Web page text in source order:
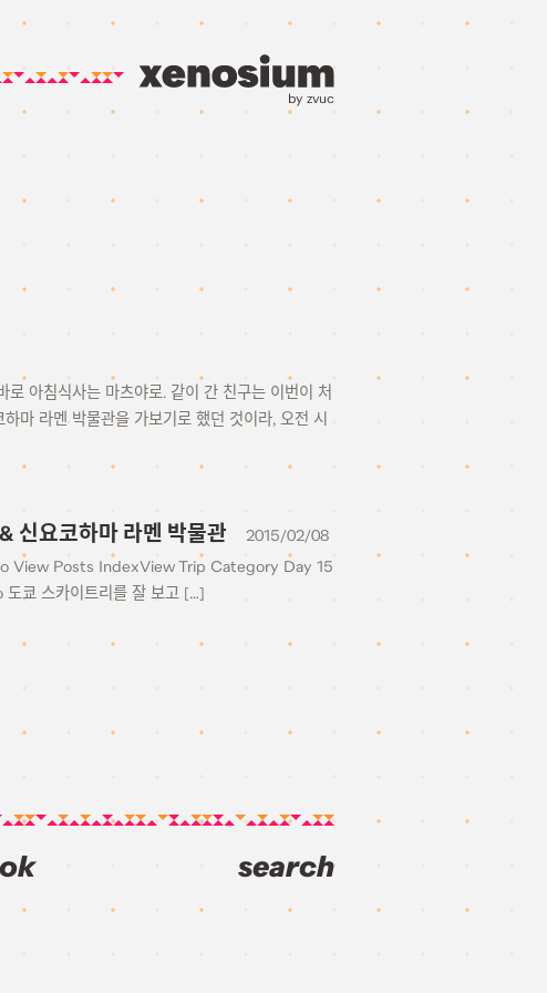
by zvuc
아침식사는 마츠야로. 같이 간 친구는 이번이 처
마 라멘 박물관을 가보기로 했던 것이라, 오전 시
신요코하마 라멘 박물관
2015/02/08
View Posts IndexView Trip Category Day 15
쿄 스카이트리를 잘 보고 […]
search